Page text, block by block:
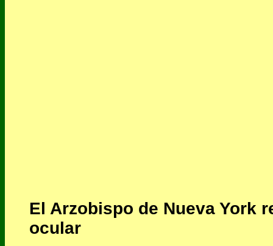
El Arzobispo de Nueva York
ocular